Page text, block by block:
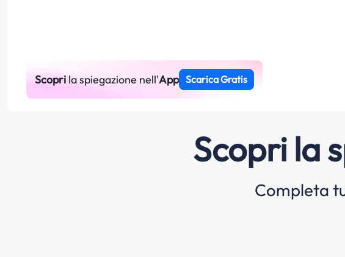
Scoprila spiegazione nell'App Scarica Gratis
Scopri la
Completa